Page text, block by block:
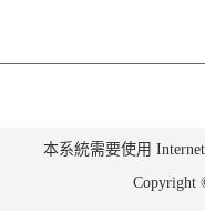
本系統需要使用
Copyright